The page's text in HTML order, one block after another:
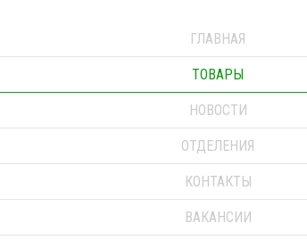
ГЛАВНАЯ
ТОВАРЫ
НОВОСТИ
ОТДЕЛЕНИЯ
КОНТАКТЫ
ВАКАНСИИ